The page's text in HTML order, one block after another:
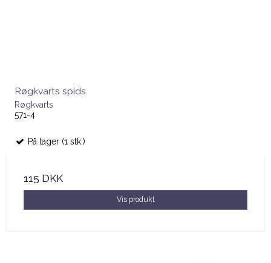
Røgkvarts spids
Røgkvarts
571-4
På lager (1 stk.)
115 DKK
Vis produkt